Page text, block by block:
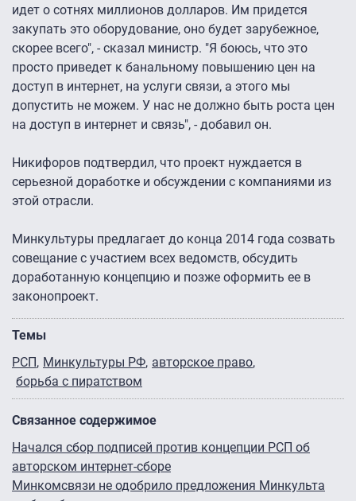
идет о сотнях миллионов долларов. Им придется
закупать это оборудование, оно будет зарубежное,
скорее всего", - сказал министр. "Я боюсь, что это
просто приведет к банальному повышению цен на
доступ в интернет, на услуги связи, а этого мы
допустить не можем. У нас не должно быть роста цен
на доступ в интернет и связь", - добавил он.
Никифоров подтвердил, что проект нуждается в
серьезной доработке и обсуждении с компаниями из
этой отрасли.
Минкультуры предлагает до конца 2014 года созвать
совещание с участием всех ведомств, обсудить
доработанную концепцию и позже оформить ее в
законопроект.
Темы
РСП
Минкультуры РФ авторское право
борьба с пиратством
Связанное содержимое
Начался сбор подписей против концепции РСП об
авторском интернет-сборе
Минкомсвязи не одобрило предложения Минкульта